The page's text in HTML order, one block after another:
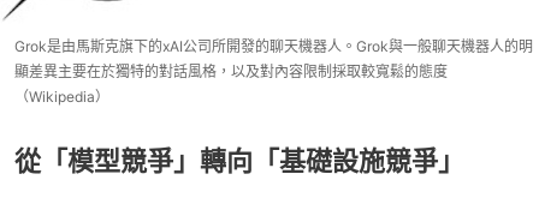
Grok是由馬斯克旗下的xAI公司所開發的聊天機器人。Grok與一般聊天機器人的明
顯差異主要在於獨特的對話風格，以及對內容限制採取較寬鬆的態度
（Wikipedia）
從「模型競爭」轉向「基礎設施競爭」